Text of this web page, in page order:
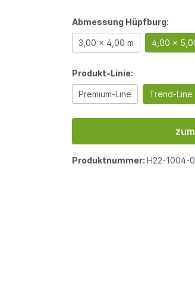
Abmessung Hüpfburg:
3,00 x 4,00 m 4,00 x
Produkt-Linie:
Premium-Line Trend-Line
Produktnummer: H22-1004-